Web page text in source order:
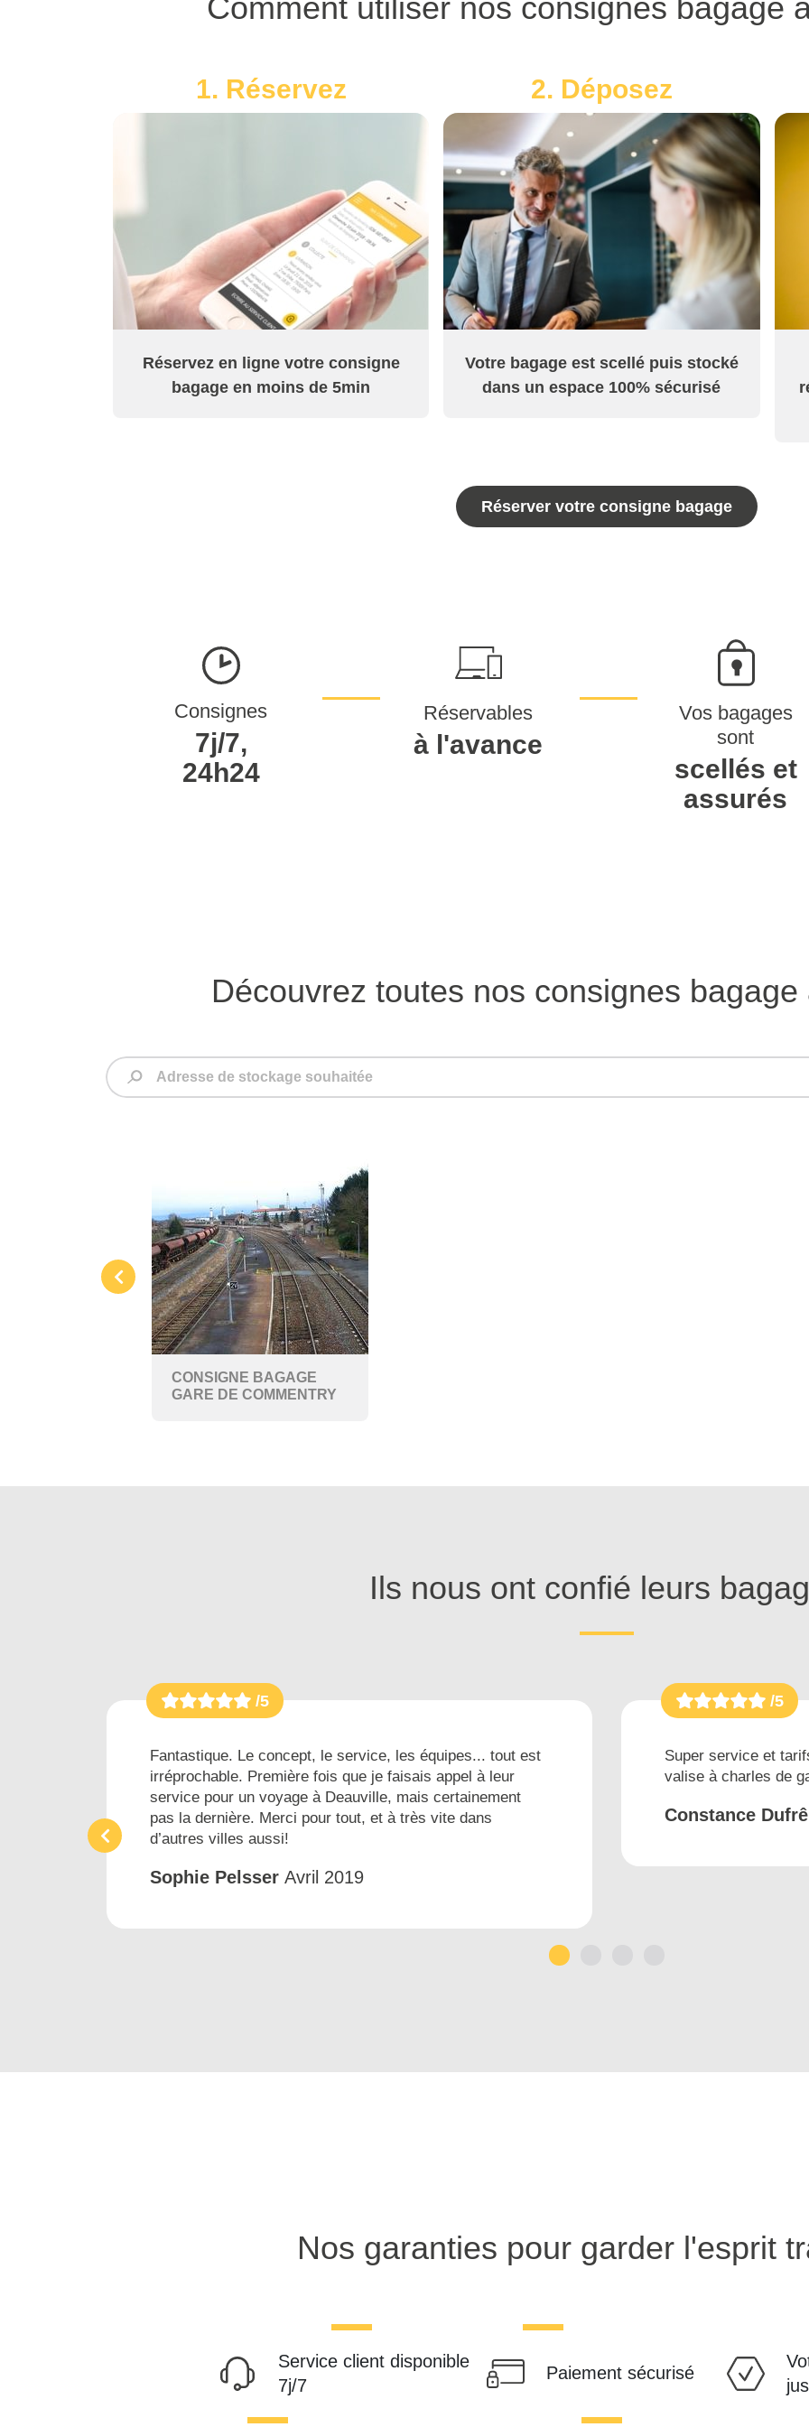
Comment utiliser nos consignes bagage
1. Réservez
Réservez en ligne votre consigne
bagage en moins de 5min
2. Déposez
Votre bagage est scellé puis stocké
dans un espace 100% sécurisé
Réserver votre consigne bagage
Consignes
7j/7,
24h24
Réservables
à l'avance
Vos bagages
sont
scellés et
assurés
Découvrez toutes nos consignes
CONSIGNE BAGAGE
GARE DE COMMENTRY
Ils nous ont confié leurs
/5
Fantastique. Le concept, le service, les équipes... tout est
irréprochable. Première fois que je faisais appel à leur
service pour un voyage à Deauville, mais certainement
pas la dernière. Merci pour tout, et à très vite dans
d’autres villes aussi!
Sophie Pelsser Avril 2019
/5
Super service et
valise à charles de
Constance
Nos garanties pour garder l'esprit
Service client disponible
7j/7
Paiement sécurisé